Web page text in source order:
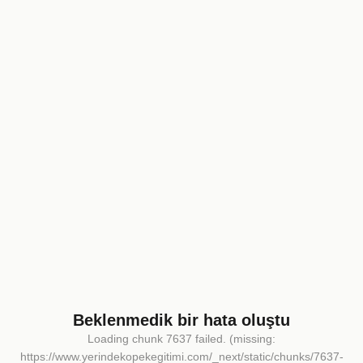
Beklenmedik bir hata oluştu
Loading chunk 7637 failed. (missing:
https://www.yerindekopekegitimi.com/_next/static/chunks/7637-